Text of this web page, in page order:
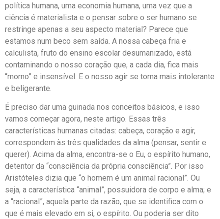
política humana, uma economia humana, uma vez que a
ciência é materialista e o pensar sobre o ser humano se
restringe apenas a seu aspecto material? Parece que
estamos num beco sem saída. A nossa cabeça fria e
calculista, fruto do ensino escolar desumanizado, está
contaminando o nosso coração que, a cada dia, fica mais
“morno” e insensível. E o nosso agir se torna mais intolerante
e beligerante.
É preciso dar uma guinada nos conceitos básicos, e isso
vamos começar agora, neste artigo. Essas três
características humanas citadas: cabeça, coração e agir,
correspondem às três qualidades da alma (pensar, sentir e
querer). Acima da alma, encontra-se o Eu, o espírito humano,
detentor da “consciência da própria consciência”. Por isso
Aristóteles dizia que “o homem é um animal racional”. Ou
seja, a característica “animal”, possuidora de corpo e alma; e
a “racional”, aquela parte da razão, que se identifica com o
que é mais elevado em si, o espírito. Ou poderia ser dito